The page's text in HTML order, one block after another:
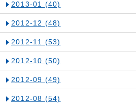
2013-01 (40)
2012-12 (48)
2012-11 (53)
2012-10 (50)
2012-09 (49)
2012-08 (54)